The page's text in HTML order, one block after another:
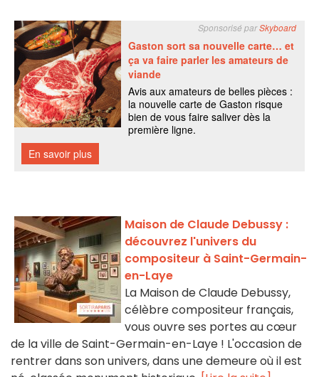
Maison de Claude Debussy :
découvrez l'univers du
compositeur à Saint-Germain-
en-Laye
La Maison de Claude Debussy,
célèbre compositeur français,
vous ouvre ses portes au cœur
de la ville de Saint-Germain-en-Laye ! L'occasion de
rentrer dans son univers, dans une demeure où il est